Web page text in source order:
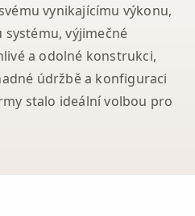
vynikajícímu výkonu,
výjimečné
a odolné konstrukci,
údržbě a konfiguraci
stalo ideální volbou pro